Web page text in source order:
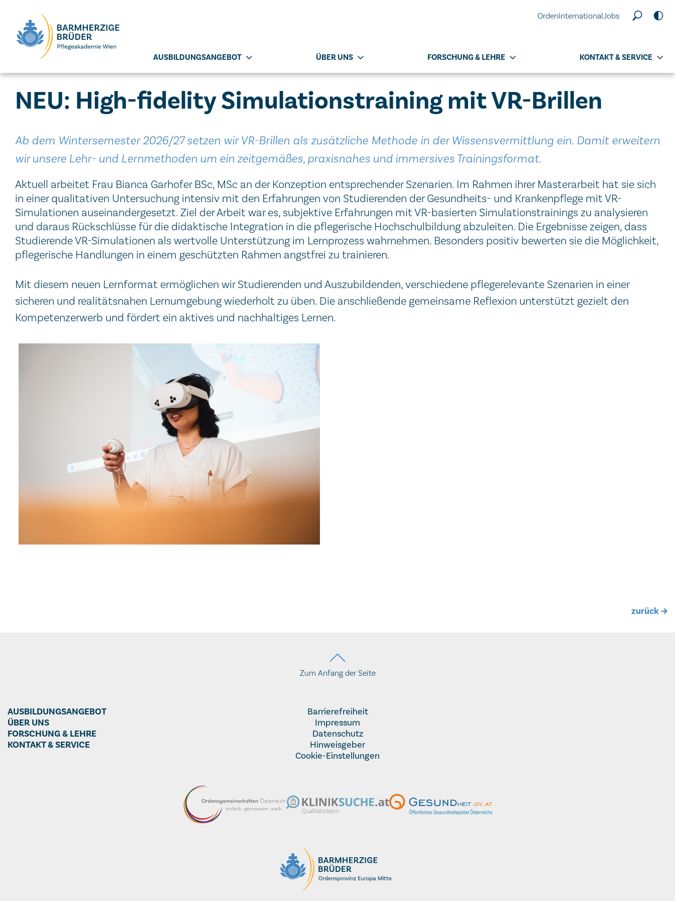
OrdenInternationalJobs
AUSBILDUNGSANGEBOT ÜBER UNS FORSCHUNG & LEHRE KONTAKT & SERVICE
NEU: High-fidelity Simulationstraining mit VR-Brillen
Ab dem Wintersemester 2026/27 setzen wir VR-Brillen als zusätzliche Methode in der Wissensvermittlung ein. Damit erweitern
wir unsere Lehr- und Lernmethoden um ein zeitgemäßes, praxisnahes und immersives Trainingsformat.
Aktuell arbeitet Frau Bianca Garhofer BSc, MSc an der Konzeption entsprechender Szenarien. Im Rahmen ihrer Masterarbeit hat sie sich
in einer qualitativen Untersuchung intensiv mit den Erfahrungen von Studierenden der Gesundheits- und Krankenpflege mit VR-
Simulationen auseinandergesetzt. Ziel der Arbeit war es, subjektive Erfahrungen mit VR-basierten Simulationstrainings zu analysieren
und daraus Rückschlüsse für die didaktische Integration in die pflegerische Hochschulbildung abzuleiten. Die Ergebnisse zeigen, dass
Studierende VR-Simulationen als wertvolle Unterstützung im Lernprozess wahrnehmen. Besonders positiv bewerten sie die Möglichkeit,
pflegerische Handlungen in einem geschützten Rahmen angstfrei zu trainieren.
Mit diesem neuen Lernformat ermöglichen wir Studierenden und Auszubildenden, verschiedene pflegerelevante Szenarien in einer
sicheren und realitätsnahen Lernumgebung wiederholt zu üben. Die anschließende gemeinsame Reflexion unterstützt gezielt den
Kompetenzerwerb und fördert ein aktives und nachhaltiges Lernen.
zurück
Zum Anfang der Seite
AUSBILDUNGSANGEBOT
ÜBER UNS
FORSCHUNG & LEHRE
KONTAKT & SERVICE
Barrierefreiheit
Impressum
Datenschutz
Hinweisgeber
Cookie-Einstellungen